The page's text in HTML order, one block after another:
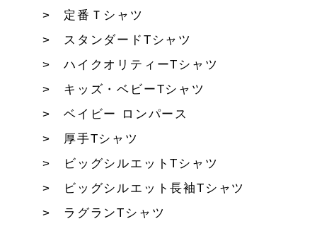
定番Ｔシャツ
スタンダードTシャツ
ハイクオリティーTシャツ
キッズ・ベビーTシャツ
ベイビー ロンパース
厚手Tシャツ
ビッグシルエットTシャツ
ビッグシルエット長袖Tシャツ
ラグランTシャツ